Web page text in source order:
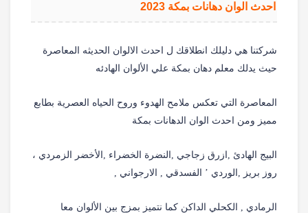
احدث الوان دهانات بمكة 2023
شركتنا هي دليلك انطلاقك ل احدث الالوان الحديثه المعاصرة
حيث يدلك معلم دهان بمكة علي الألوان الهادئه
المعاصرة التي تعكس ملامح الهدوء وروح الحياه العصرية بطابع
مميز ومن احدث الوان الدهانات بمكة
البيج الهادئ ,ازرق زجاجي ,النضرة الخضراء ,الأخضر الزمردي ،
روز بريز ,الوردي ’ الفسدقي , الارجواني ,
الرمادي , الكحلي الداكن كما نتميز بمزج بين الألوان معا